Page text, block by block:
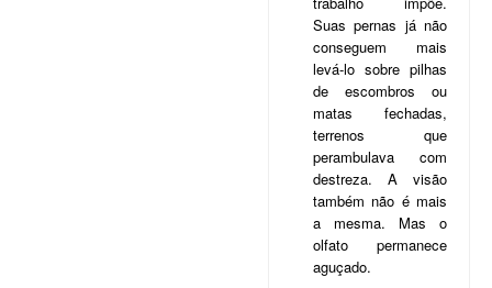
Suas pernas já não
conseguem mais
levá-lo sobre pilhas
de escombros ou
matas fechadas,
terrenos que
perambulava com
destreza. A visão
também não é mais
a mesma. Mas o
olfato permanece
aguçado.